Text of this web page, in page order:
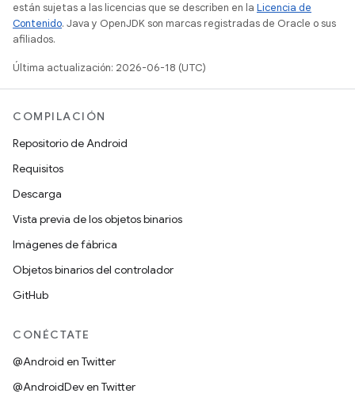
están sujetas a las licencias que se describen en la Licencia de
Contenido. Java y OpenJDK son marcas registradas de Oracle o sus
afiliados.
Última actualización: 2026-06-18 (UTC)
COMPILACIÓN
Repositorio de Android
Requisitos
Descarga
Vista previa de los objetos binarios
Imágenes de fábrica
Objetos binarios del controlador
GitHub
CONÉCTATE
@Android en Twitter
@AndroidDev en Twitter